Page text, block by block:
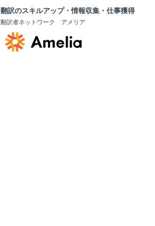
翻訳のスキルアップ・情報収集・仕事獲得
翻訳者ネットワーク アメリア